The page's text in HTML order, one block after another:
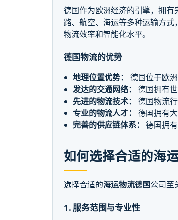
德国作为欧洲经济的引擎，拥
路、航空、海运等多种运输方
物流效率和智能化水平。
德国物流的优势
地理位置优势：
德国位于欧
发达的交通网络：
德国拥有
先进的物流技术：
德国物流
专业的物流人才：
德国拥有
完善的供应链体系：
德国拥
如何选择合适的海
选择合适的海运物流德国公司至
1. 服务范围与专业性